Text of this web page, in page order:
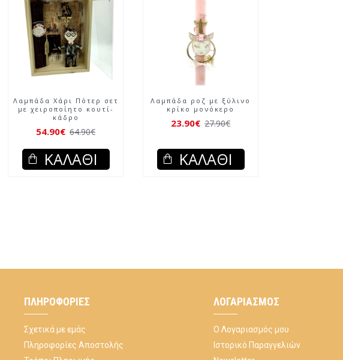
Λαμπάδα Χάρι Πότερ σετ
με χειροποίητο κουτί-
κάδρο
54.90€ 64.90€
ΚΑΛΆΘΙ
Λαμπάδα ροζ με ξύλινο
κρίκο μονόκερο
23.90€ 27.90€
ΚΑΛΆΘΙ
ΠΛΗΡΟΦΟΡΊΕΣ
Σχετικά με εμάς
Πληροφορίες Αποστολής
ΛΟΓΑΡΙΑΣΜΌΣ
Ο Λογαριασμός μου
Ιστορικό Παραγγελιών